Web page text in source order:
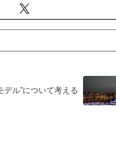
デル”について考える